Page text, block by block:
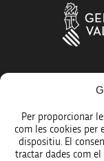
Per proporcionar
com les cookies per
dispositiu. El
tractar dades com
Més